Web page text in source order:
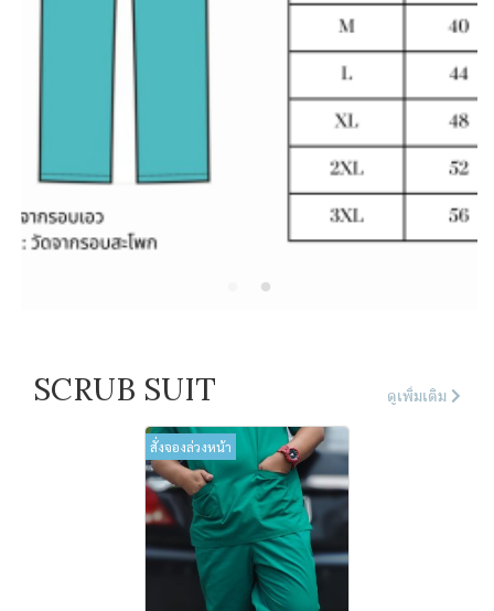
SCRUB SUIT ดูเพิ่มเติม
สั่งจองล่วงหน้า